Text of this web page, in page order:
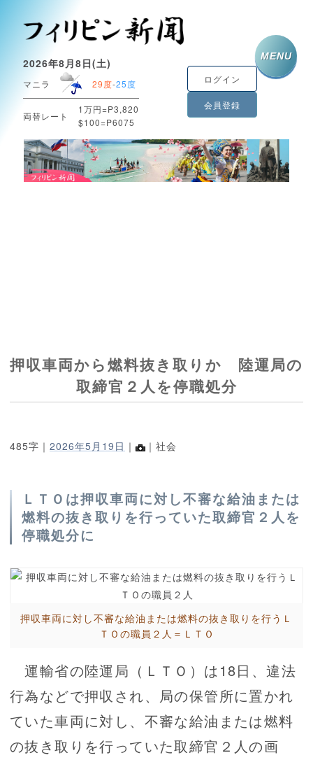
2026年8月8日(土)
マニラ 29度-25度
両替レート
1万円=P3,820
$100=P6075
ログイン
会員登録
MENU
押収車両から燃料抜き取りか 陸運局の
取締官２人を停職処分
485字｜ 2026年5月19日 ｜ ｜社会
ＬＴＯは押収車両に対し不審な給油または
燃料の抜き取りを行っていた取締官２人を
停職処分に
押収車両に対し不審な給油または燃料の抜き取りを行うＬ
ＴＯの職員２人＝ＬＴＯ
運輸省の陸運局（ＬＴＯ）は18日、違法
行為などで押収され、局の保管所に置かれ
ていた車両に対し、不審な給油または燃料
の抜き取りを行っていた取締官２人の画